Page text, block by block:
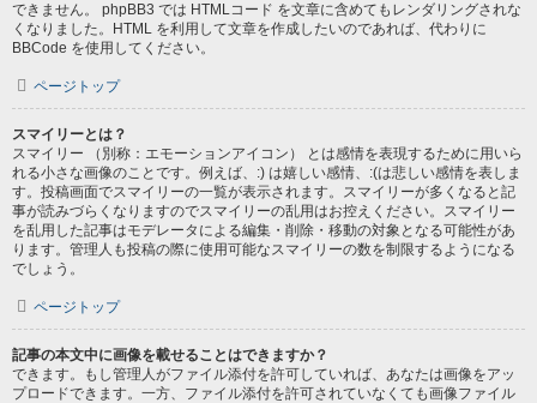
できません。 phpBB3 では HTMLコード を文章に含めてもレンダリングされな
くなりました。HTML を利用して文章を作成したいのであれば、代わりに
BBCode を使用してください。
ページトップ
スマイリーとは？
スマイリー （別称：エモーションアイコン） とは感情を表現するために用いら
れる小さな画像のことです。例えば、:) は嬉しい感情、:(は悲しい感情を表しま
す。投稿画面でスマイリーの一覧が表示されます。スマイリーが多くなると記
事が読みづらくなりますのでスマイリーの乱用はお控えください。スマイリー
を乱用した記事はモデレータによる編集・削除・移動の対象となる可能性があ
ります。管理人も投稿の際に使用可能なスマイリーの数を制限するようになる
でしょう。
ページトップ
記事の本文中に画像を載せることはできますか？
できます。もし管理人がファイル添付を許可していれば、あなたは画像をアッ
プロードできます。一方、ファイル添付を許可されていなくても画像ファイル